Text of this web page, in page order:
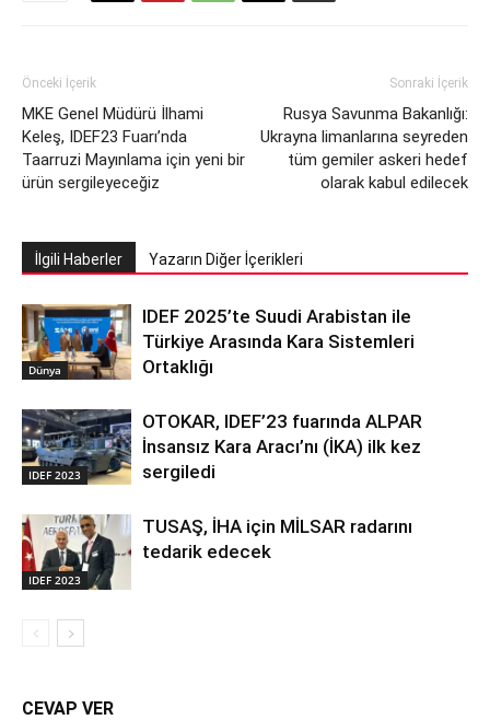
Önceki İçerik
MKE Genel Müdürü İlhami
Keleş, IDEF23 Fuarı’nda
Taarruzi Mayınlama için yeni bir
ürün sergileyeceğiz
Sonraki İçerik
Rusya Savunma Bakanlığı:
Ukrayna limanlarına seyreden
tüm gemiler askeri hedef
olarak kabul edilecek
İlgili Haberler Yazarın Diğer İçerikleri
Dünya
IDEF 2025’te Suudi Arabistan ile
Türkiye Arasında Kara Sistemleri
Ortaklığı
IDEF 2023
OTOKAR, IDEF’23 fuarında ALPAR
İnsansız Kara Aracı’nı (İKA) ilk kez
sergiledi
IDEF 2023
TUSAŞ, İHA için MİLSAR radarını
tedarik edecek
CEVAP VER